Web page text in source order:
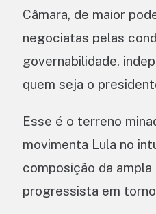
Câmara, de maior
negociatas pelas
governabilidade,
quem seja o
Esse é o terreno
movimenta Lula no
composição da
progressista em